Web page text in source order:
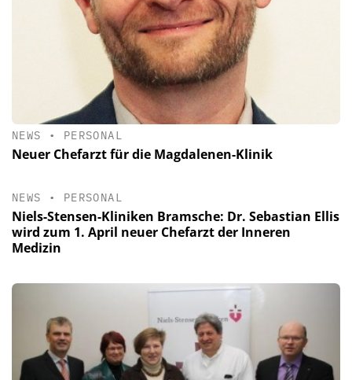
NEWS • PERSONAL
Neuer Chefarzt für die Magdalenen-Klinik
NEWS • PERSONAL
Niels-Stensen-Kliniken Bramsche: Dr. Sebastian Ellis
wird zum 1. April neuer Chefarzt der Inneren
Medizin